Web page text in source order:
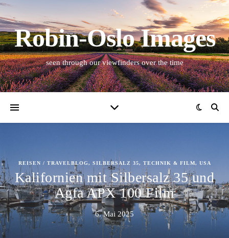
Robin-Oslo Images
seen through our viewfinders over the time
REISEN / TRAVELBLOG, SILBERSALZ 35, TECHNIK & FILM, USA
Kalifornien mit Silbersalz 35 und
Agfa APX 100 Film
6. Mai 2025